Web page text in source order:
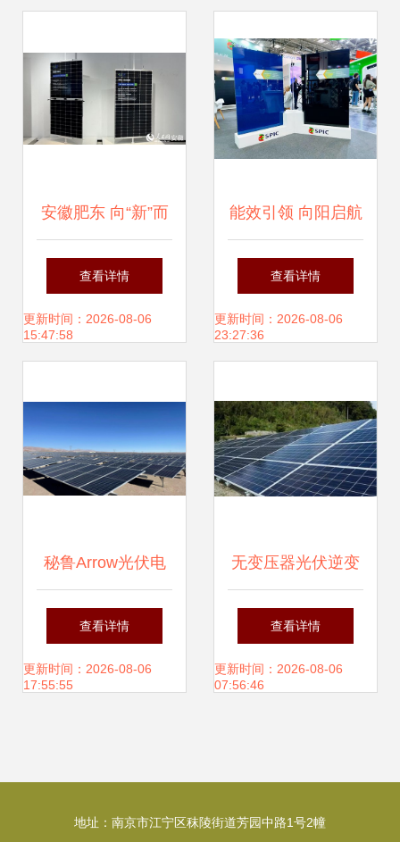
安徽肥东 向“新”而
行 追“光”逐链蓄动
力
查看详情
更新时间：2026-08-06
15:47:58
能效引领 向阳启航
丨黄河公司TBC新
品引燃Intersolar
查看详情
更新时间：2026-08-06
23:27:36
秘鲁Arrow光伏电
站项目 点亮安第斯
山脉的绿色未来
查看详情
更新时间：2026-08-06
17:55:55
无变压器光伏逆变
器有哪些优点
查看详情
更新时间：2026-08-06
07:56:46
地址：南京市江宁区秣陵街道芳园中路1号2幢